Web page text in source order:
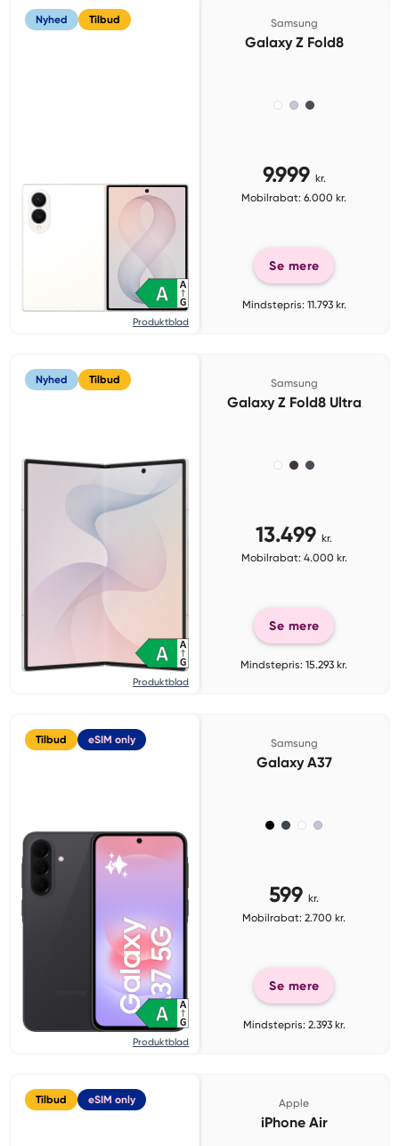
Nyhed Tilbud
Produktblad
Samsung
Galaxy Z Fold8
9.999 kr.
Mobilrabat: 6.000 kr.
Se mere
Mindstepris: 11.793 kr.
Nyhed Tilbud
Produktblad
Samsung
Galaxy Z Fold8 Ultra
13.499 kr.
Mobilrabat: 4.000 kr.
Se mere
Mindstepris: 15.293 kr.
Tilbud eSIM only
Produktblad
Samsung
Galaxy A37
599 kr.
Mobilrabat: 2.700 kr.
Se mere
Mindstepris: 2.393 kr.
Tilbud eSIM only Apple
iPhone Air